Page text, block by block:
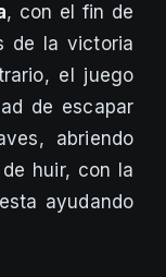
, con el fin de
de la victoria
el juego
de escapar
abriendo
huir, con la
ayudando